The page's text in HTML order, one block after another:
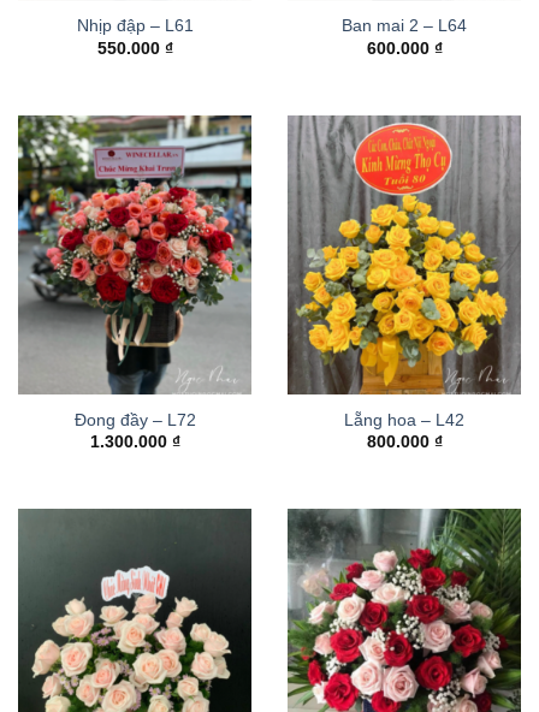
Nhịp đập – L61
550.000 ₫
Ban mai 2 – L64
600.000 ₫
Đong đầy – L72
1.300.000 ₫
Lẵng hoa – L42
800.000 ₫